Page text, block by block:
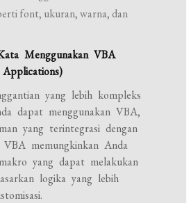
font, ukuran, warna, dan
Menggunakan VBA
yang lebih kompleks
dapat menggunakan VBA,
yang terintegrasi dengan
memungkinkan Anda
yang dapat melakukan
logika yang lebih